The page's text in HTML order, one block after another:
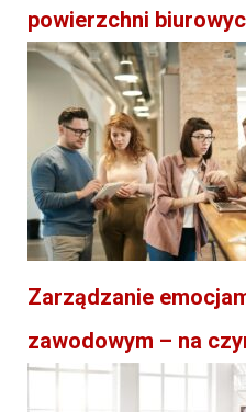
powierzchni
Zarządzanie
zawodowym – na